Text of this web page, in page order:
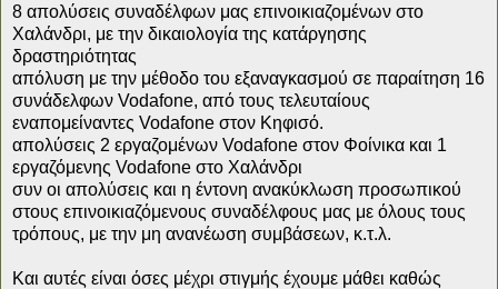
8 απολύσεις συναδέλφων μας επινοικιαζομένων στο
Χαλάνδρι, με την δικαιολογία της κατάργησης
δραστηριότητας
απόλυση με την μέθοδο του εξαναγκασμού σε παραίτηση 16
συνάδελφων Vodafone, από τους τελευταίους
εναπομείναντες Vodafone στον Κηφισό.
απολύσεις 2 εργαζομένων Vodafone στον Φοίνικα και 1
εργαζόμενης Vodafone στο Χαλάνδρι
συν οι απολύσεις και η έντονη ανακύκλωση προσωπικού
στους επινοικιαζόμενους συναδέλφους μας με όλους τους
τρόπους, με την μη ανανέωση συμβάσεων, κ.τ.λ.
Και αυτές είναι όσες μέχρι στιγμής έχουμε μάθει καθώς